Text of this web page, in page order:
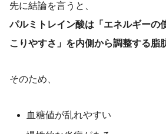
先に結論を言うと、
パルミトレイン酸は「エネルギーの
こりやすさ」を内側から調整する脂
そのため、
血糖値が乱れやすい